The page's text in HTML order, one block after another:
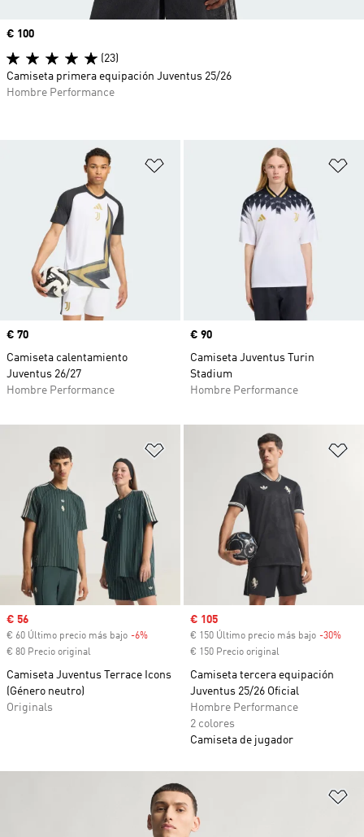
Añadir a la lista de deseos
Precio
€ 70
Camiseta calentamiento
Juventus 26/27
Hombre Performance
Precio
€ 90
Camiseta Juventus Turin
Stadium
Hombre Performance
Añadir a la lista de deseos
Precio de venta
€ 56
€ 60 Último precio más bajo -6% Descuento
€ 80 Precio original
Camiseta Juventus Terrace Icons
(Género neutro)
Originals
Precio de venta
€ 105
€ 150 Último precio más bajo -30%
€ 150 Precio original
Camiseta tercera equipación
Juventus 25/26 Oficial
Hombre Performance
2 colores
Camiseta de jugador
Precio
€ 100
(23)
Camiseta primera equipación Juventus 25/26
Hombre Performance